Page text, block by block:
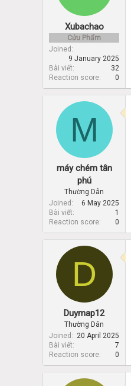
Xubachao
Cửu Phẩm
Joined
9 January 2025
Bài viết
32
Reaction score
0
M
máy chém tân
phú
Thường Dân
Joined
6 May 2025
Bài viết
1
Reaction score
0
D
Duymap12
Thường Dân
Joined
20 April 2025
Bài viết
7
Reaction score
0